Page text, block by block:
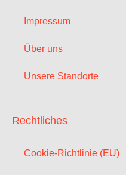
Impressum
Über uns
Unsere Standorte
Rechtliches
Cookie-Richtlinie (EU)